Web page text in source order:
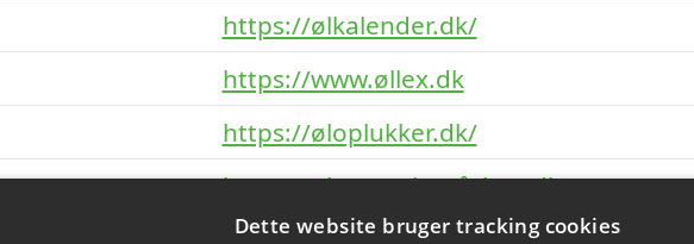
https://ølkalender.dk/
https://www.øllex.dk
https://øloplukker.dk/
https://ølsmagning-århus.dk/
Dette website bruger tracking cookies